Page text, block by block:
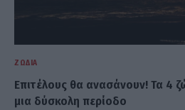
ΖΏΔΙΑ
Επιτέλους θα ανασάνουν! Τα 4
μια δύσκολη περίοδο